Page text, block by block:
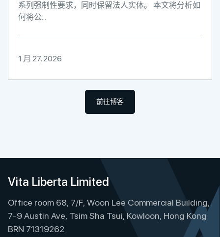
系列强制性要求，同时保留法人实体。 本文将分析如
何将公...
1 月 27, 2026
前往博客
Vita Liberta Limited
Office room 68, 7/F, Woon Lee Commercial Building,
7-9 Austin Ave, Tsim Sha Tsui, Kowloon, Hong Kong
BRN 71319262